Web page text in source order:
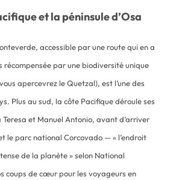
et la péninsule d’Osa
accessible par une route qui en a
récompensée par une biodiversité unique
apercevrez le Quetzal), est l’une des
Plus au sud, la côte Pacifique déroule ses
et Manuel Antonio, avant d’arriver
le parc national Corcovado — « l’endroit
de la planète » selon National
coups de cœur pour les voyageurs en